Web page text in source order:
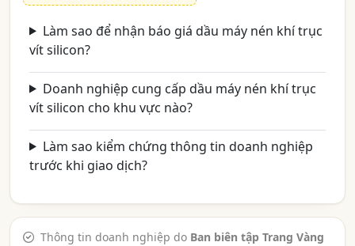
Làm sao để nhận báo giá dầu máy nén khí trục
vít silicon?
Doanh nghiệp cung cấp dầu máy nén khí trục
vít silicon cho khu vực nào?
Làm sao kiểm chứng thông tin doanh nghiệp
trước khi giao dịch?
Thông tin doanh nghiệp do Ban biên tập Trang Vàng